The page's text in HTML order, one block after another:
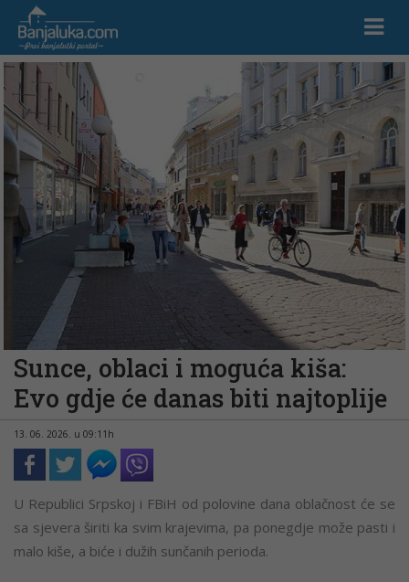
Sunce, oblaci i moguća kiša:
Evo gdje će danas biti najtoplije
13. 06. 2026. u 09:11h
U Republici Srpskoj i FBiH od polovine dana oblačnost će se
sa sjevera širiti ka svim krajevima, pa ponegdje može pasti i
malo kiše, a biće i dužih sunčanih perioda.